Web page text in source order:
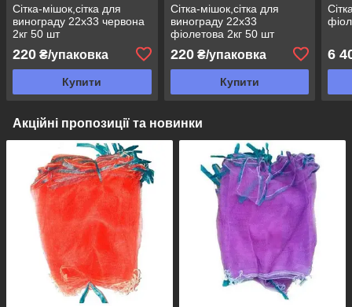
Сітка-мішок,сітка для
винограду 22х33 червона
2кг 50 шт
220 ₴/упаковка
Купити
Сітка-мішок,сітка для
винограду 22х33
фіолетова 2кг 50 шт
220₴/упаковка
Купити
6
Акційні пропозиції та новинки